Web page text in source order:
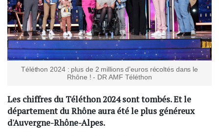
Téléthon 2024 : plus de 2 millions d’euros récoltés dans le
Rhône ! - DR AMF Téléthon
Les chiffres du Téléthon 2024 sont tombés. Et le
département du Rhône aura été le plus généreux
d'Auvergne-Rhône-Alpes.